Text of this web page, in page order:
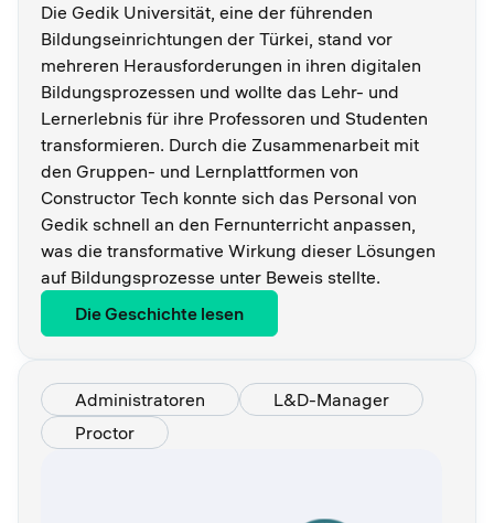
Die Gedik Universität, eine der führenden
Bildungseinrichtungen der Türkei, stand vor
mehreren Herausforderungen in ihren digitalen
Bildungsprozessen und wollte das Lehr- und
Lernerlebnis für ihre Professoren und Studenten
transformieren. Durch die Zusammenarbeit mit
den Gruppen- und Lernplattformen von
Constructor Tech konnte sich das Personal von
Gedik schnell an den Fernunterricht anpassen,
was die transformative Wirkung dieser Lösungen
auf Bildungsprozesse unter Beweis stellte.
Die Geschichte lesen
Administratoren
L&D-Manager
Proctor